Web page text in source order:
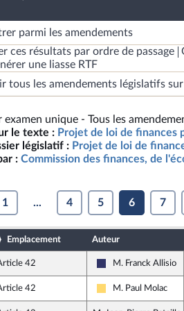
parmi les amendements
ces résultats par ordre de passage
une liasse RTF
tous les amendements législatifs
examen unique - Tous les
le texte : Projet de loi de finances
législatif : Projet de loi de
: Commission des finances, de
1 ... 4 5 6 7
Emplacement Auteur
42
Rassemblement
M. Franck Allisio
42
Libertés,
M. Paul Molac